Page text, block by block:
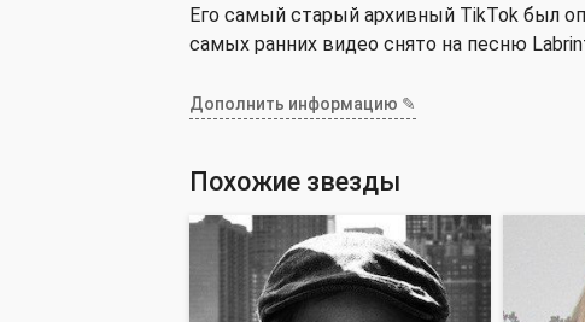
Его самый старый архивный TikTok был
самых ранних видео снято на песню
Дополнить информацию ✎
Похожие звезды